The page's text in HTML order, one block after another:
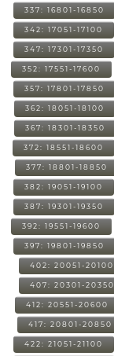
337: 16801-16850
342: 17051-17100
347: 17301-17350
352: 17551-17600
357: 17801-17850
362: 18051-18100
367: 18301-18350
372: 18551-18600
377: 18801-18850
382: 19051-19100
387: 19301-19350
392: 19551-19600
397: 19801-19850
402: 20051-20100
407: 20301-20350
412: 20551-20600
417: 20801-20850
422: 21051-21100